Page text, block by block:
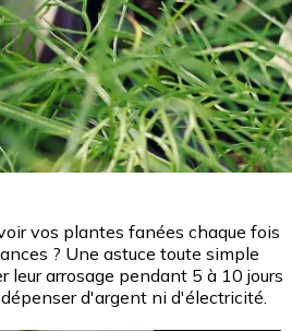
vos plantes fanées chaque fois
? Une astuce toute simple
leur arrosage pendant 5 à 10 jours
d'argent ni d'électricité.